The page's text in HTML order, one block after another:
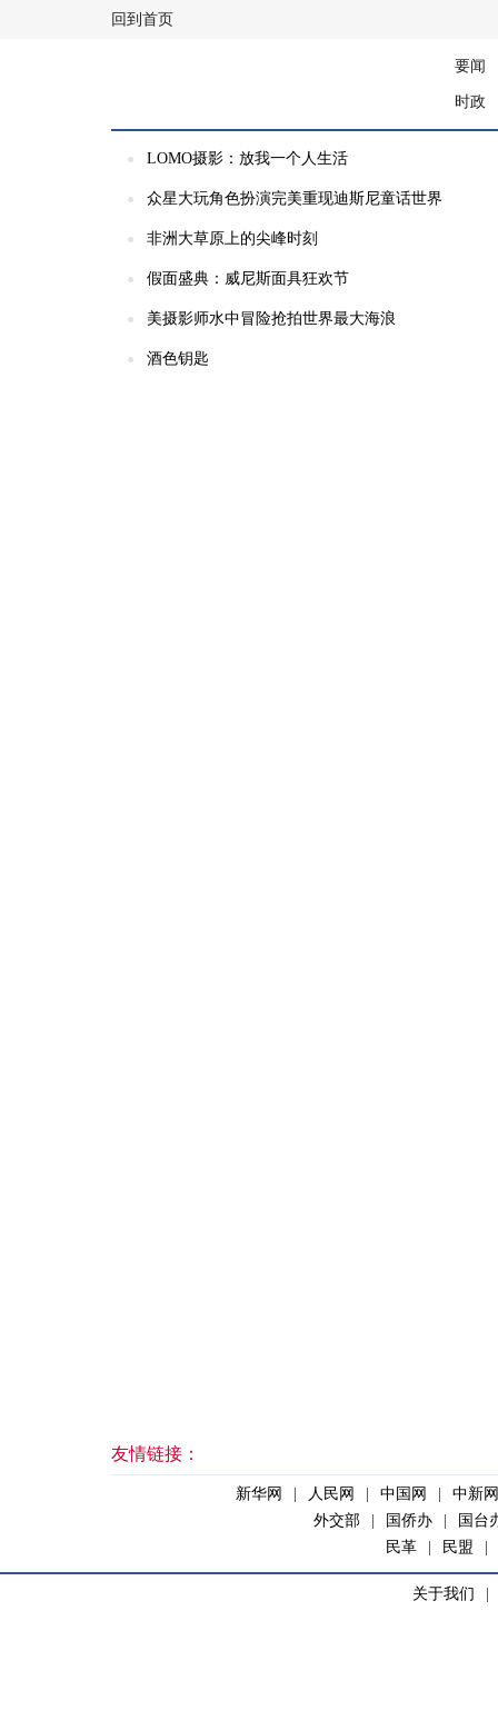
回到首页
要闻
时政
LOMO摄影：放我一个人生活
众星大玩角色扮演完美重现迪斯尼童话世界
非洲大草原上的尖峰时刻
假面盛典：威尼斯面具狂欢节
美摄影师水中冒险抢拍世界最大海浪
酒色钥匙
友情链接：
新华网 人民网 中国网
中新网
外交部
国侨办
国台
民革
民盟
关于我们